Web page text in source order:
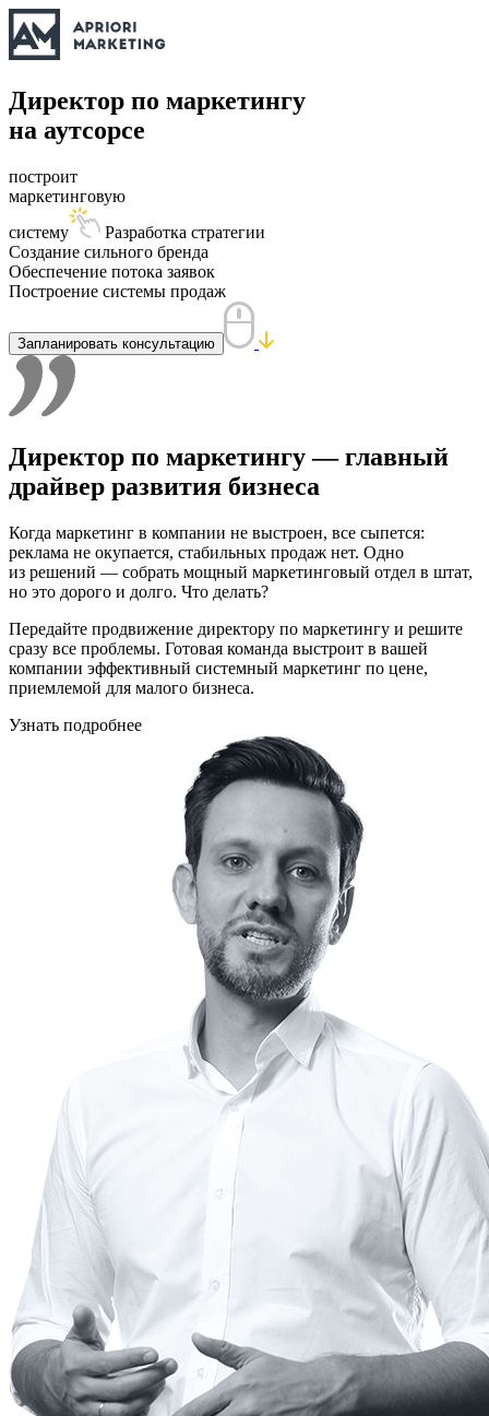
Директор по маркетингу
на аутсорсе
построит
маркетинговую
систему
Разработка стратегии
Создание сильного бренда
Обеспечение потока заявок
Построение системы продаж
Запланировать консультацию
Директор по маркетингу — главный
драйвер развития бизнеса
Когда маркетинг в компании не выстроен, все сыпется:
реклама не окупается, стабильных продаж нет. Одно
из решений — собрать мощный маркетинговый отдел в штат,
но это дорого и долго. Что делать?
Передайте продвижение директору по маркетингу и решите
сразу все проблемы. Готовая команда выстроит в вашей
компании эффективный системный маркетинг по цене,
приемлемой для малого бизнеса.
Узнать подробнее